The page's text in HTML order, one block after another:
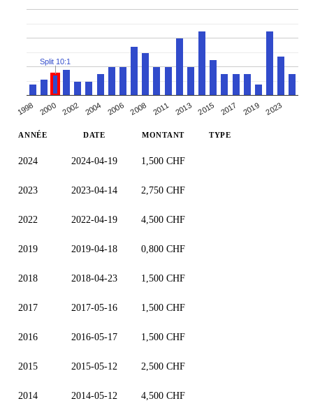
1998 2000 2002 2004 2006 2008 2011 2013 2015 2017 2019 2023
Split 10:1
ANNÉE DATE MONTANT TYPE
2024 2024-04-19 1,500 CHF
2023 2023-04-14 2,750 CHF
2022 2022-04-19 4,500 CHF
2019 2019-04-18 0,800 CHF
2018 2018-04-23 1,500 CHF
2017 2017-05-16 1,500 CHF
2016 2016-05-17 1,500 CHF
2015 2015-05-12 2,500 CHF
2014 2014-05-12 4,500 CHF